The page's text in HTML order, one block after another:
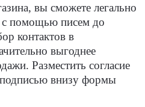
вы сможете легально
с помощью писем до
контактов в
выгоднее
Разместить согласие
внизу формы